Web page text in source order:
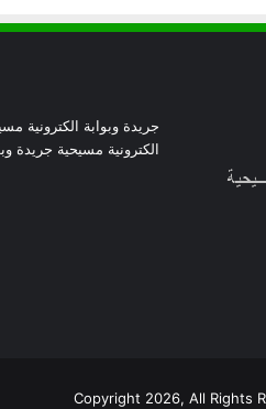
جريدة وبوابة الكترونية
الكترونية مسيحية جريدة